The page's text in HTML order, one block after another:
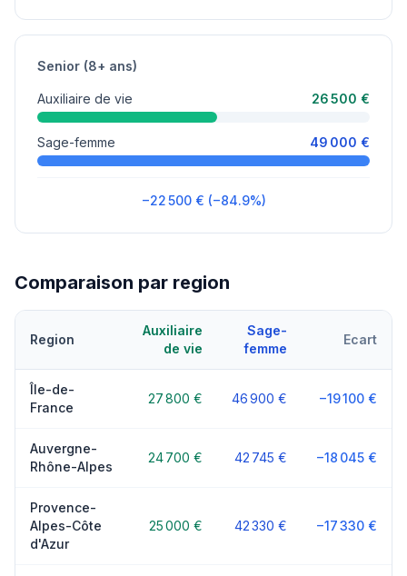
Senior (8+ ans)
Auxiliaire de vie 26 500 €
Sage-femme 49 000 €
−22 500 € (−84.9%)
Comparaison par region
Region
Auxiliaire
de vie
Sage-
femme
Ecart
Île-de-
France
27 800 € 46 900 € −19 100 €
Auvergne-
Rhône-Alpes
24 700 € 42 745 € −18 045 €
Provence-
Alpes-Côte
d'Azur
25 000 € 42 330 € −17 330 €